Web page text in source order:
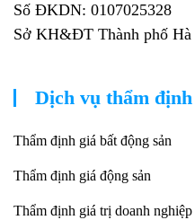
Số ĐKDN: 0107025328
Sở KH&ĐT Thành phố Hà
Dịch vụ thẩm định
Thẩm định giá bất động sản
Thẩm định giá động sản
Thẩm định giá trị doanh nghiệp